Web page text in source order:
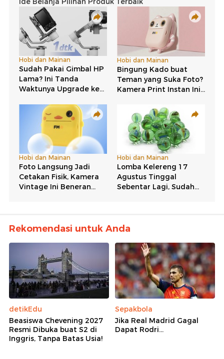
Rekomendasi untuk Anda
detikEdu
Beasiswa Chevening 2027
Resmi Dibuka buat S2 di
Inggris, Tanpa Batas Usia!
Sepakbola
Jika Real Madrid Gagal
Dapat Rodri...